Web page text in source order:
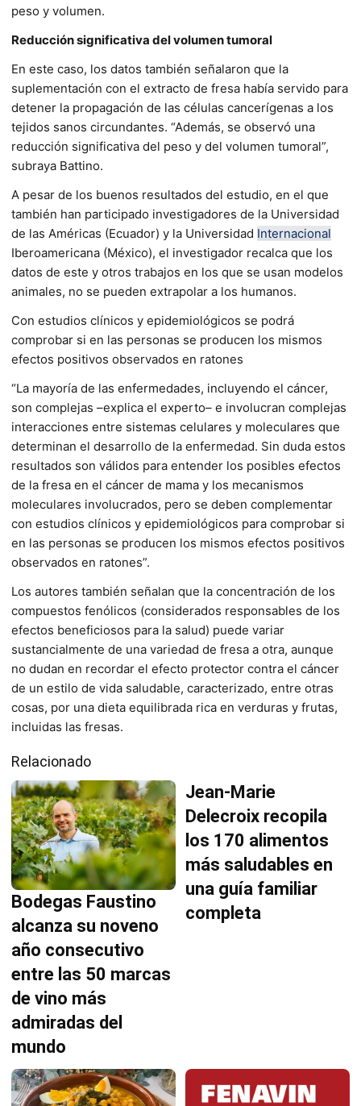
peso y volumen.
Reducción significativa del volumen tumoral
En este caso, los datos también señalaron que la
suplementación con el extracto de fresa había servido para
detener la propagación de las células cancerígenas a los
tejidos sanos circundantes. “Además, se observó una
reducción significativa del peso y del volumen tumoral”,
subraya Battino.
A pesar de los buenos resultados del estudio, en el que
también han participado investigadores de la Universidad
de las Américas (Ecuador) y la Universidad Internacional
Iberoamericana (México), el investigador recalca que los
datos de este y otros trabajos en los que se usan modelos
animales, no se pueden extrapolar a los humanos.
Con estudios clínicos y epidemiológicos se podrá
comprobar si en las personas se producen los mismos
efectos positivos observados en ratones
“La mayoría de las enfermedades, incluyendo el cáncer,
son complejas –explica el experto– e involucran complejas
interacciones entre sistemas celulares y moleculares que
determinan el desarrollo de la enfermedad. Sin duda estos
resultados son válidos para entender los posibles efectos
de la fresa en el cáncer de mama y los mecanismos
moleculares involucrados, pero se deben complementar
con estudios clínicos y epidemiológicos para comprobar si
en las personas se producen los mismos efectos positivos
observados en ratones”.
Los autores también señalan que la concentración de los
compuestos fenólicos (considerados responsables de los
efectos beneficiosos para la salud) puede variar
sustancialmente de una variedad de fresa a otra, aunque
no dudan en recordar el efecto protector contra el cáncer
de un estilo de vida saludable, caracterizado, entre otras
cosas, por una dieta equilibrada rica en verduras y frutas,
incluidas las fresas.
Relacionado
Bodegas Faustino
alcanza su noveno
año consecutivo
entre las 50 marcas
de vino más
admiradas del
mundo
Jean-Marie
Delecroix recopila
los 170 alimentos
más saludables en
una guía familiar
completa